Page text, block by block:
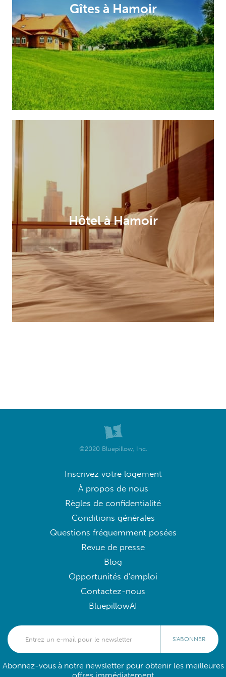
Gîtes à Hamoir
Hôtel à Hamoir
©2020 Bluepillow, Inc.
Inscrivez votre logement
À propos de nous
Règles de confidentialité
Conditions générales
Questions fréquemment posées
Revue de presse
Blog
Opportunités d'emploi
Contactez-nous
BluepillowAI
S'ABONNER
Abonnez-vous à notre newsletter pour obtenir les meilleures
offres immédiatement